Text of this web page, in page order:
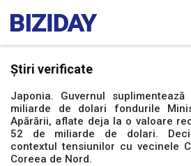
Știri verificate
Japonia. Guvernul
miliarde de dolari fondurile
Apărării, aflate deja la o valoare
52 de miliarde de dolari.
contextul tensiunilor cu vecinele
Coreea de Nord.